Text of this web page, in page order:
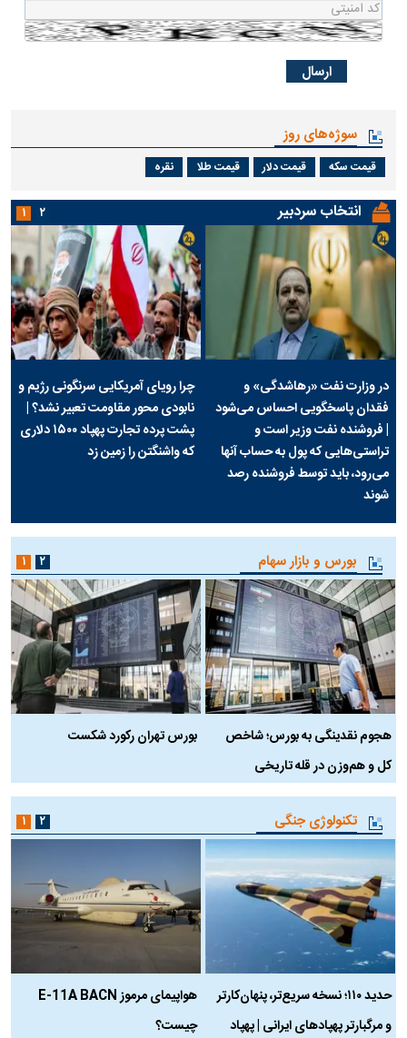
سوژه‌های روز
قیمت سکه قیمت دلار قیمت طلا نقره
انتخاب سردبیر
در وزارت نفت «رهاشدگی» و
فقدان پاسخگویی احساس می‌شود
| فروشنده نفت وزیر است و
تراستی‌هایی که پول به حساب آنها
می‌رود، باید توسط فروشنده رصد
شوند
چرا رویای آمریکایی سرنگونی رژیم و
نابودی محور مقاومت تعبیر نشد؟ |
پشت پرده تجارت پهپاد‌ ۱۵۰۰ دلاری
که واشنگتن را زمین زد
۱ ۲
بورس و بازار سهام
هجوم نقدینگی به بورس؛ شاخص
کل و هم‌وزن در قله تاریخی
بورس تهران رکورد شکست
۱ ۲
تکنولوژی جنگی
حدید ۱۱۰؛ نسخه سریع‌تر، پنهان‌کارتر
و مرگبارتر پهپادهای ایرانی | پهپاد
هواپیمای مرموز E-11A BACN
چیست؟
۱ ۲